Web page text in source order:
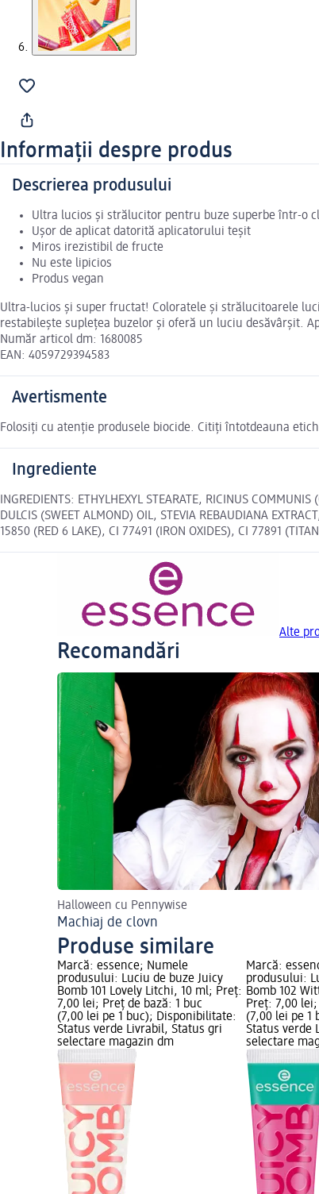
Informații despre produs
Descrierea produsului
Ultra lucios și strălucitor pentru buze superbe într-o
Ușor de aplicat datorită aplicatorului teșit
Miros irezistibil de fructe
Nu este lipicios
Produs vegan
Ultra-lucios și super fructat! Coloratele și strălucitoarele
restabilește suplețea buzelor și oferă un luciu desăvârșit.
Număr articol dm: 1680085
EAN: 4059729394583
Avertismente
Folosiți cu atenție produsele biocide. Citiți întotdeauna
Ingrediente
INGREDIENTS: ETHYLHEXYL STEARATE, RICINUS
DULCIS (SWEET ALMOND) OIL, STEVIA REBAUDIANA
15850 (RED 6 LAKE), CI 77491 (IRON OXIDES), CI 77891
Alte
Recomandări
Halloween cu Pennywise
Machiaj de clovn
Produse similare
Marcă: essence; Numele
produsului: Luciu de buze Juicy
Bomb 101 Lovely Litchi, 10 ml; Preț:
7,00 lei; Preț de bază: 1 buc
(7,00 lei pe 1 buc); Disponibilitate:
Status verde Livrabil, Status gri
selectare magazin dm
Marcă:
produsului:
Bomb 102
Preț: 7,00
(7,00 lei pe 1
Status verde
selectare